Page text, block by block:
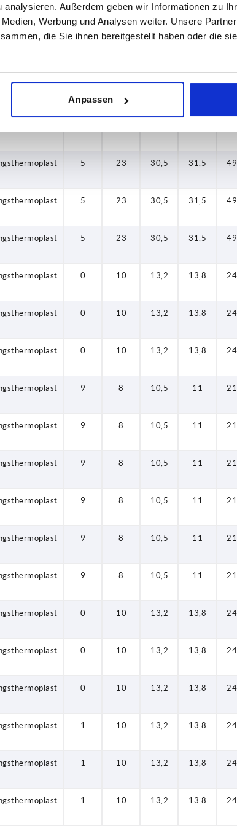
Außerdem geben wir Informationen zu
Werbung und Analysen weiter. Unsere
die Sie ihnen bereitgestellt haben oder die
Anpassen
4 19 26,2 27,1
5 23 30,5 31,5
5 23 30,5 31,5
5 23 30,5 31,5
0 10 13,2 13,8
0 10 13,2 13,8
0 10 13,2 13,8
9 8 10,5 11
9 8 10,5 11
9 8 10,5 11
9 8 10,5 11
9 8 10,5 11
9 8 10,5 11
0 10 13,2 13,8
0 10 13,2 13,8
0 10 13,2 13,8
1 10 13,2 13,8
1 10 13,2 13,8
1 10 13,2 13,8